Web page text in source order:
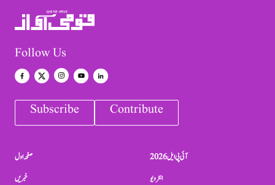
Follow Us
Subscribe Contribute
صفحہ اول
خبریں
آئی پی ایل 2026
انٹرویو